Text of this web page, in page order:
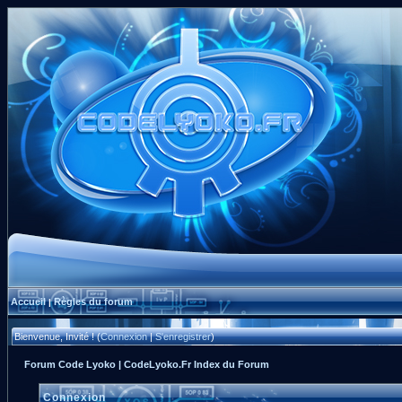
Accueil|Règles du forum
Bienvenue, Invité ! (Connexion|S'enregistrer)
Forum Code Lyoko | CodeLyoko.Fr Index du Forum
Connexion